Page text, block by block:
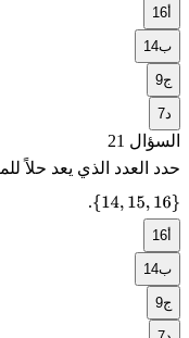
16
ب14
ج9
7
السؤال 21
حدد العدد الذي يعد حلاً
{14, 15,16}
.
16
ب14
ج9